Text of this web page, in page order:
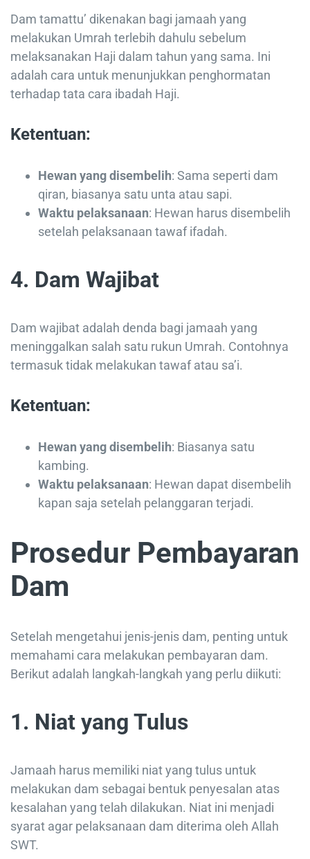
Dam tamattu’ dikenakan bagi jamaah yang
melakukan Umrah terlebih dahulu sebelum
melaksanakan Haji dalam tahun yang sama. Ini
adalah cara untuk menunjukkan penghormatan
terhadap tata cara ibadah Haji.
Ketentuan:
Hewan yang disembelih: Sama seperti dam
qiran, biasanya satu unta atau sapi.
Waktu pelaksanaan: Hewan harus disembelih
setelah pelaksanaan tawaf ifadah.
4. Dam Wajibat
Dam wajibat adalah denda bagi jamaah yang
meninggalkan salah satu rukun Umrah. Contohnya
termasuk tidak melakukan tawaf atau sa’i.
Ketentuan:
Hewan yang disembelih: Biasanya satu
kambing.
Waktu pelaksanaan: Hewan dapat disembelih
kapan saja setelah pelanggaran terjadi.
Prosedur Pembayaran
Dam
Setelah mengetahui jenis-jenis dam, penting untuk
memahami cara melakukan pembayaran dam.
Berikut adalah langkah-langkah yang perlu diikuti:
1. Niat yang Tulus
Jamaah harus memiliki niat yang tulus untuk
melakukan dam sebagai bentuk penyesalan atas
kesalahan yang telah dilakukan. Niat ini menjadi
syarat agar pelaksanaan dam diterima oleh Allah
SWT.